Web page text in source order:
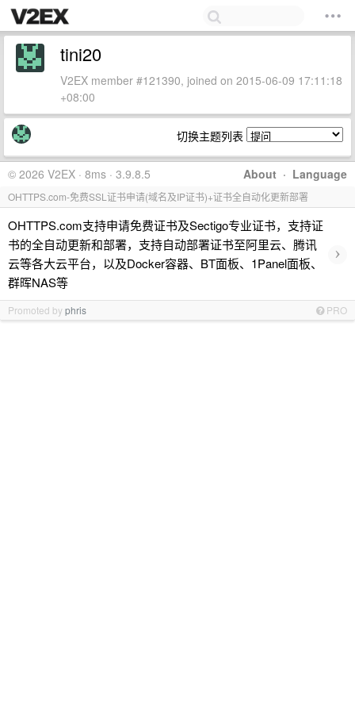
tini20
V2EX member #121390, joined on 2015-06-09 17:11:18
+08:00
切换主题列表
About · Language
© 2026 V2EX · 8ms · 3.9.8.5
OHTTPS.com-免费SSL证书申请(域名及IP证书)+证书全自动化更新部署
OHTTPS.com支持申请免费证书及Sectigo专业证书，支持证
书的全自动更新和部署，支持自动部署证书至阿里云、腾讯
云等各大云平台，以及Docker容器、BT面板、1Panel面板、
群晖NAS等
›
Promoted byphris PRO